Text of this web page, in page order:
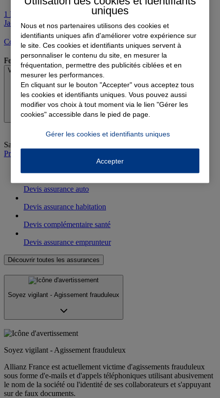
1 Rue Du Docteur Jacquot, 90400 Danjoutin
Jacquot, 90400 Danjoutin
Contacter l'agence par e-mail
Fermé
Voir les horaires
Samedi
Prendre rendez-vous à l'agence
Devis assurance auto
Devis assurance habitation
Devis complémentaire santé
Devis assurance emprunteur
Découvrir toutes les assurances
Soyez vigilant - Agissement frauduleux
Soyez vigilant - Agissement frauduleux
Allianz France est actuellement victime d'agissements frauduleux
sous forme d'e-mails et d'appels téléphoniques utilisant abusivement
le nom de la société ou l'identité de ses collaborateurs et s'appuyant
sur de faux documents.
uniques
Nous et nos partenaires utilisons des cookies et
identifiants uniques afin d'améliorer votre expérience sur
le site. Ces cookies et identifiants uniques servent à
personnaliser le contenu du site, en mesurer la
fréquentation, permettre des publicités ciblées et en
mesurer les performances.
En cliquant sur le bouton "Accepter" vous acceptez tous
les cookies et identifiants uniques. Vous pouvez aussi
modifier vos choix à tout moment via le lien "Gérer les
cookies" accessible dans le pied de page.
Gérer les cookies et identifiants uniques
Accepter